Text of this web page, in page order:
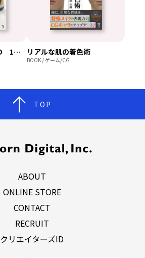
Adobe Substance 3D 1日で完成テクスチャ制作 リアルな肌の着色術
BOOK / ゲーム/CG
TOP
ABOUT
ONLINE STORE
CONTACT
RECRUIT
クリエイターズID